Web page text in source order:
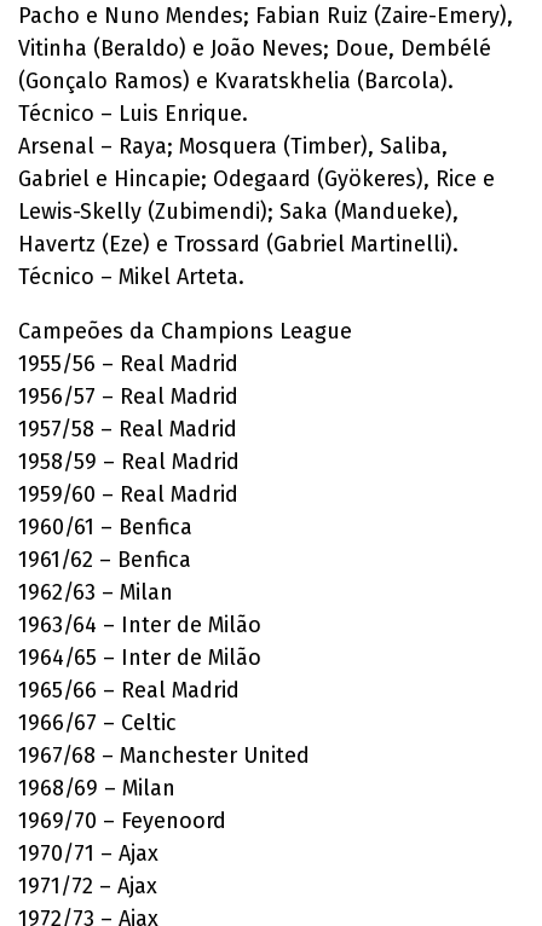
Pacho e Nuno Mendes; Fabian Ruiz (Zaire-Emery),
Vitinha (Beraldo) e João Neves; Doue, Dembélé
(Gonçalo Ramos) e Kvaratskhelia (Barcola).
Técnico – Luis Enrique.
Arsenal – Raya; Mosquera (Timber), Saliba,
Gabriel e Hincapie; Odegaard (Gyökeres), Rice e
Lewis-Skelly (Zubimendi); Saka (Mandueke),
Havertz (Eze) e Trossard (Gabriel Martinelli).
Técnico – Mikel Arteta.
Campeões da Champions League
1955/56 – Real Madrid
1956/57 – Real Madrid
1957/58 – Real Madrid
1958/59 – Real Madrid
1959/60 – Real Madrid
1960/61 – Benfica
1961/62 – Benfica
1962/63 – Milan
1963/64 – Inter de Milão
1964/65 – Inter de Milão
1965/66 – Real Madrid
1966/67 – Celtic
1967/68 – Manchester United
1968/69 – Milan
1969/70 – Feyenoord
1970/71 – Ajax
1971/72 – Ajax
1972/73 – Ajax